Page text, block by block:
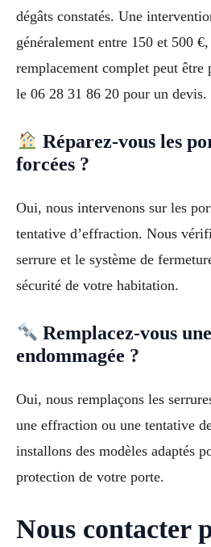
dégâts constatés. Une
généralement entre 150 et 500
remplacement complet peut être
le 06 28 31 86 20 pour un devis.
Réparez-vous les
forcées ?
Oui, nous intervenons sur les
tentative d’effraction. Nous
serrure et le système de
sécurité de votre habitation.
Remplacez-vous
endommagée ?
Oui, nous remplaçons les
une effraction ou une tentative
installons des modèles adaptés
protection de votre porte.
Nous contacter